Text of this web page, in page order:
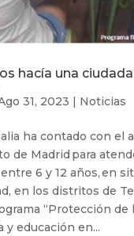
hacía una
31, 2023 | Noticias
ha contado con el
de Madrid para
6 y 12 años, en
en los distritos de
“Protección de
y educación en...